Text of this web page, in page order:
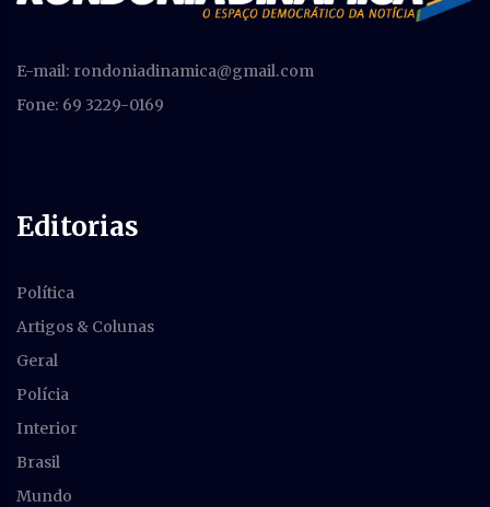
E-mail: rondoniadinamica@gmail.com
Fone: 69 3229-0169
Editorias
Política
Artigos & Colunas
Geral
Polícia
Interior
Brasil
Mundo